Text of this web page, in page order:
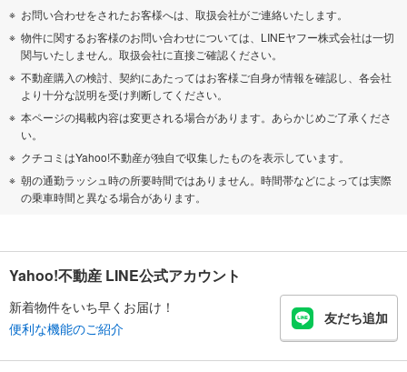
お問い合わせをされたお客様へは、取扱会社がご連絡いたします。
物件に関するお客様のお問い合わせについては、LINEヤフー株式会社は一切
関与いたしません。取扱会社に直接ご確認ください。
不動産購入の検討、契約にあたってはお客様ご自身が情報を確認し、各会社
より十分な説明を受け判断してください。
本ページの掲載内容は変更される場合があります。あらかじめご了承くださ
い。
クチコミはYahoo!不動産が独自で収集したものを表示しています。
朝の通勤ラッシュ時の所要時間ではありません。時間帯などによっては実際
の乗車時間と異なる場合があります。
Yahoo!不動産 LINE公式アカウント
新着物件をいち早くお届け！
便利な機能のご紹介
友だち追加